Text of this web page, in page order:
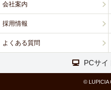
会社案内
採用情報
よくある質問
PCサイ
© LUPICIA